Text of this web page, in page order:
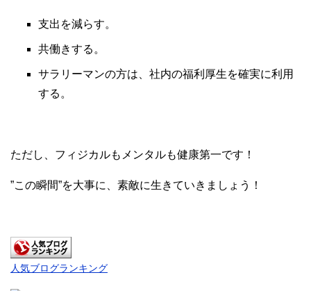
支出を減らす。
共働きする。
サラリーマンの方は、社内の福利厚生を確実に利用
する。
ただし、フィジカルもメンタルも健康第一です！
”この瞬間”を大事に、素敵に生きていきましょう！
人気ブログランキング